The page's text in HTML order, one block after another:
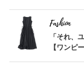
Fashion
「それ、
【ワンピ